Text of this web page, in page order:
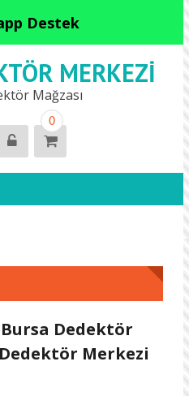
Destek
MERKEZI
Mağzası
0
Dedektör
Dedektör Merkezi